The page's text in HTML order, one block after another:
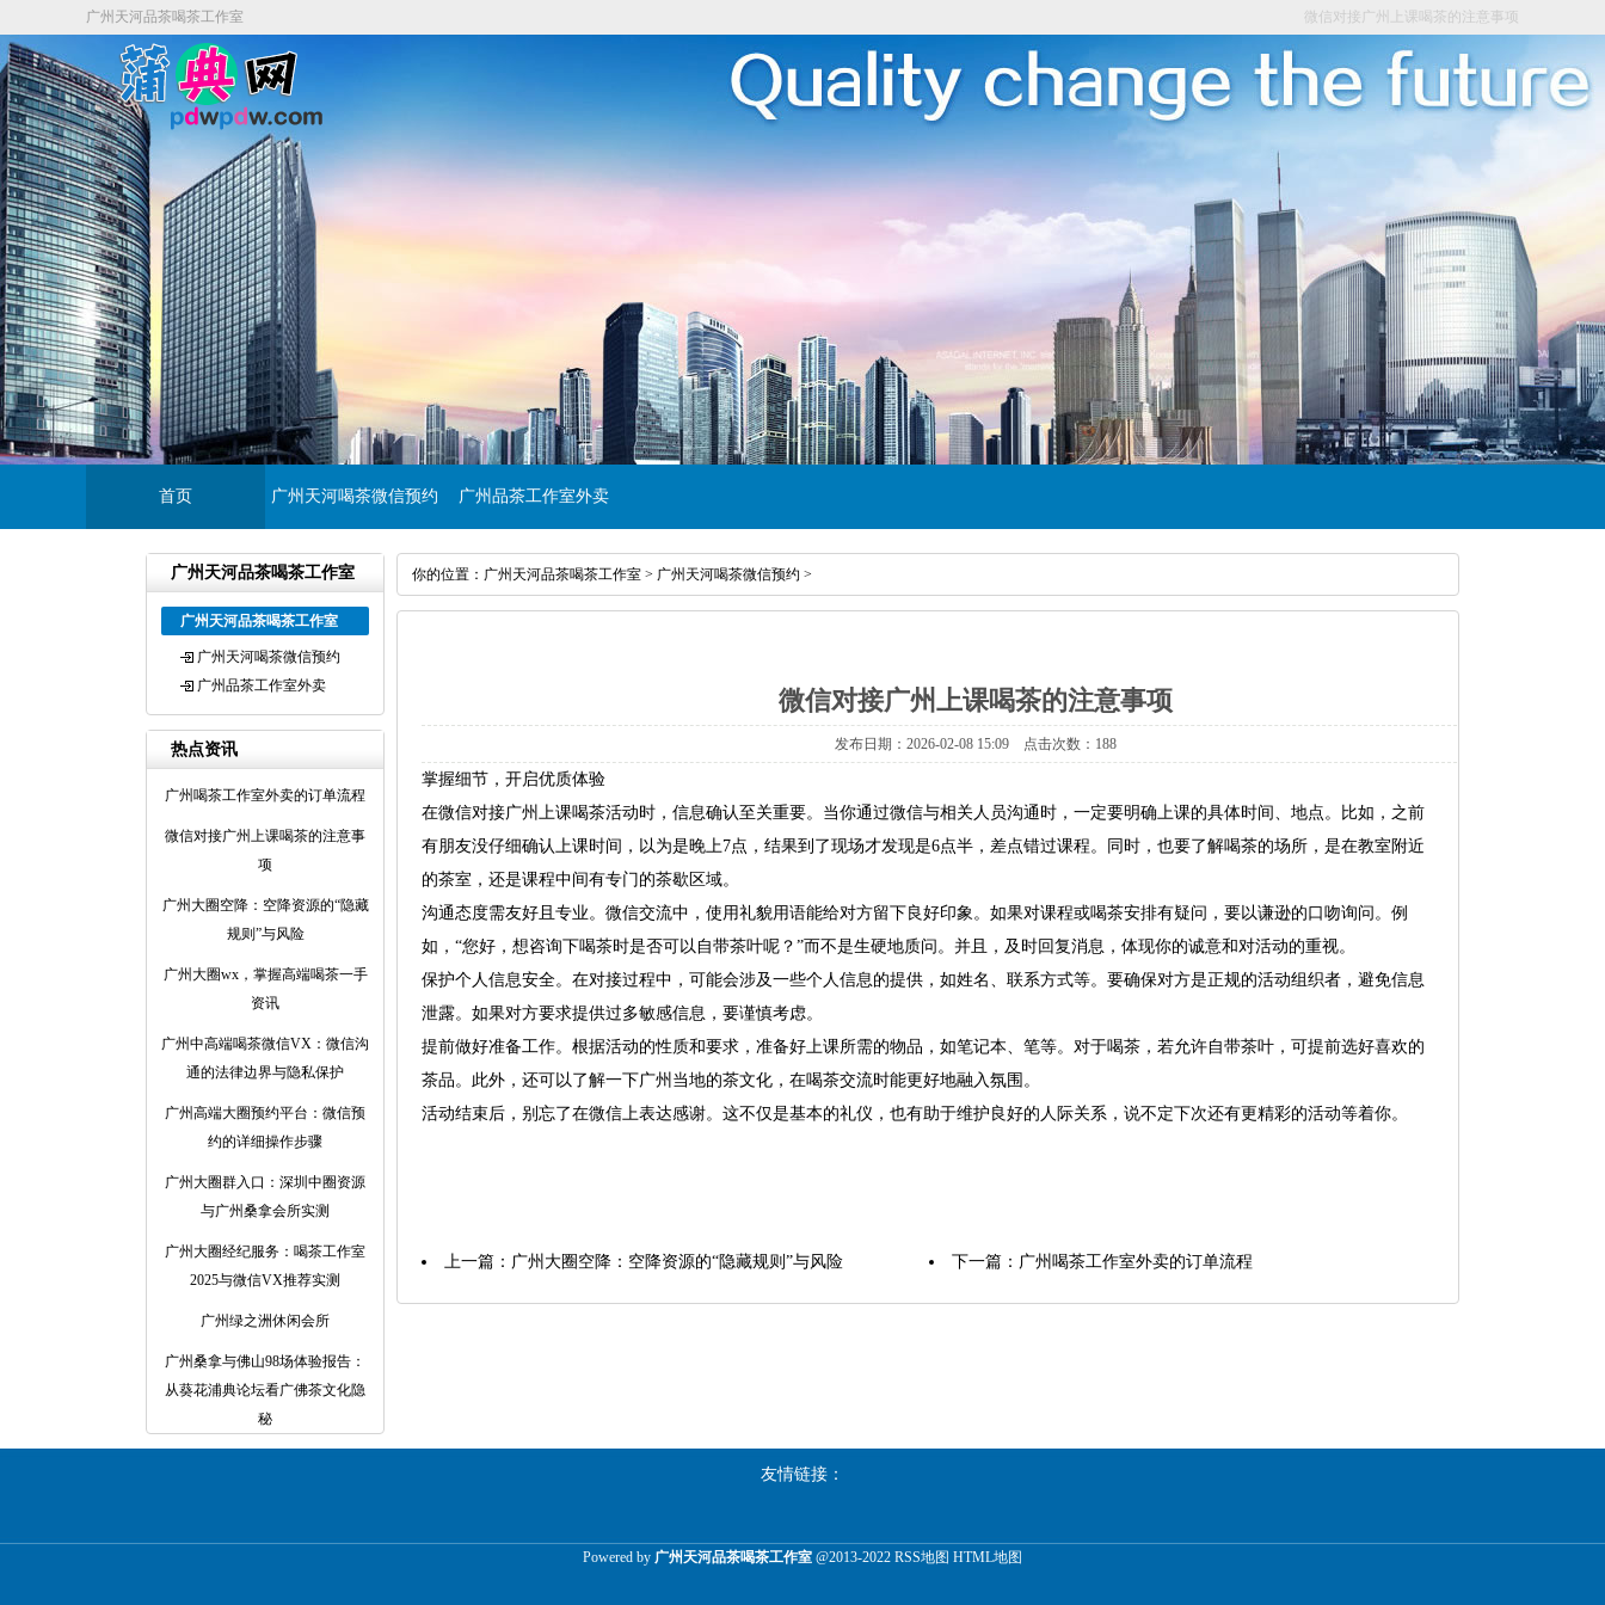
广州天河品茶喝茶工作室 微信对接广州上课喝茶的注意事项
首页 广州天河喝茶微信预约 广州品茶工作室外卖
广州天河品茶喝茶工作室
广州天河品茶喝茶工作室
广州天河喝茶微信预约
广州品茶工作室外卖
热点资讯
广州喝茶工作室外卖的订单流程
微信对接广州上课喝茶的注意事
项
‌广州大圈空降‌：空降资源的“隐藏
规则”与风险
广州大圈wx，掌握高端喝茶一手
资讯
‌广州中高端喝茶微信VX‌：微信沟
通的法律边界与隐私保护
广州高端大圈预约平台：微信预
约的详细操作步骤
广州大圈群入口：深圳中圈资源
与广州桑拿会所实测
广州大圈经纪服务：喝茶工作室
2025与微信VX推荐实测
广州绿之洲休闲会所
广州桑拿与佛山98场体验报告：
从葵花浦典论坛看广佛茶文化隐
秘
你的位置： 广州天河品茶喝茶工作室 > 广州天河喝茶微信预约 >
微信对接广州上课喝茶的注意事项
发布日期：2026-02-08 15:09 点击次数：188
掌握细节，开启优质体验
在微信对接广州上课喝茶活动时，信息确认至关重要。当你通过微信与相关人员沟通时，一定要明确上课的具体时间、地点。比如，之前
有朋友没仔细确认上课时间，以为是晚上7点，结果到了现场才发现是6点半，差点错过课程。同时，也要了解喝茶的场所，是在教室附近
的茶室，还是课程中间有专门的茶歇区域。
沟通态度需友好且专业。微信交流中，使用礼貌用语能给对方留下良好印象。如果对课程或喝茶安排有疑问，要以谦逊的口吻询问。例
如，“您好，想咨询下喝茶时是否可以自带茶叶呢？”而不是生硬地质问。并且，及时回复消息，体现你的诚意和对活动的重视。
保护个人信息安全。在对接过程中，可能会涉及一些个人信息的提供，如姓名、联系方式等。要确保对方是正规的活动组织者，避免信息
泄露。如果对方要求提供过多敏感信息，要谨慎考虑。
提前做好准备工作。根据活动的性质和要求，准备好上课所需的物品，如笔记本、笔等。对于喝茶，若允许自带茶叶，可提前选好喜欢的
茶品。此外，还可以了解一下广州当地的茶文化，在喝茶交流时能更好地融入氛围。
活动结束后，别忘了在微信上表达感谢。这不仅是基本的礼仪，也有助于维护良好的人际关系，说不定下次还有更精彩的活动等着你。
上一篇： ‌广州大圈空降‌：空降资源的“隐藏规则”与风险 下一篇： 广州喝茶工作室外卖的订单流程
友情链接：
Powered by 广州天河品茶喝茶工作室 @2013-2022 RSS地图 HTML地图